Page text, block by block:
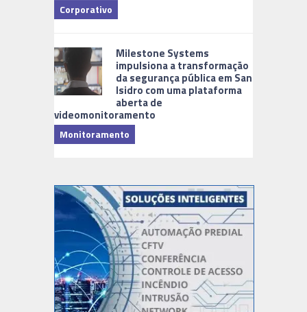
Corporativo
Milestone Systems
impulsiona a transformação
da segurança pública em San
Isidro com uma plataforma
aberta de
videomonitoramento
Monitoramento